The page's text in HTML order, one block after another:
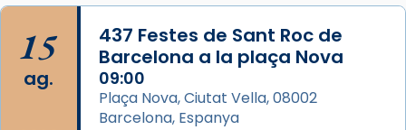
Memòria de les santes Juliana i
Semproniana, verges i màrtirs.
Acompanyant la història de sant Cugat, a
partir de l’Edat Mitjana sorgeix la tradició
que les santes Juliana (“relatiu a Júlia”) i
15
ag.
437 Festes de Sant Roc de
Barcelona a la plaça Nova
09:00
Plaça Nova, Ciutat Vella, 08002
Barcelona, Espanya